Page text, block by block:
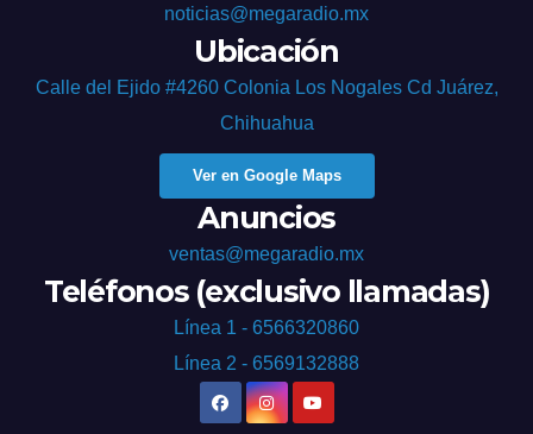
noticias@megaradio.mx
Ubicación
Calle del Ejido #4260 Colonia Los Nogales Cd Juárez,
Chihuahua
Ver en Google Maps
Anuncios
ventas@megaradio.mx
Teléfonos (exclusivo llamadas)
Línea 1 - 6566320860
Línea 2 - 6569132888